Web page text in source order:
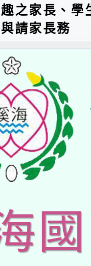
之家長、學
請家長務